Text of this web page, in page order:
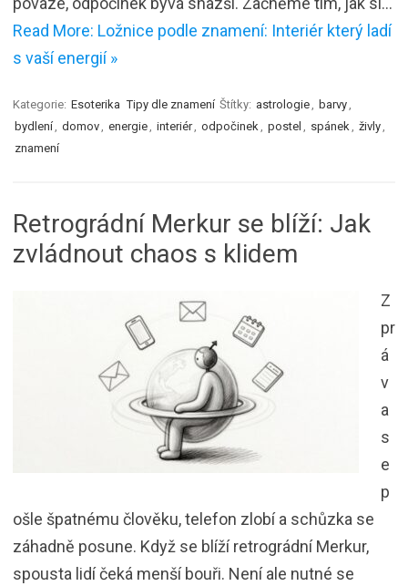
Read More: Ložnice podle znamení: Interiér který ladí
s vaší energií »
Kategorie: Esoterika Tipy dle znamení Štítky: astrologie barvy
bydlení
domov energie interiér odpočinek postel spánek živly
znamení
Retrográdní Merkur se blíží: Jak
zvládnout chaos s klidem
Z
pr
á
v
a
s
e
p
ošle špatnému člověku, telefon zlobí a schůzka se
záhadně posune. Když se blíží retrográdní Merkur,
spousta lidí čeká menší bouři. Není ale nutné se